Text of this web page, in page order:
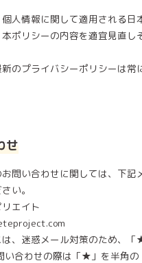
人情報に関して適用される日
ポリシーの内容を適宜見直し
のプライバシーポリシーは常
せ
問い合わせに関しては、下記
い。
エイト
は、迷惑メール対策のため、
い合わせの際は「★」を半角の